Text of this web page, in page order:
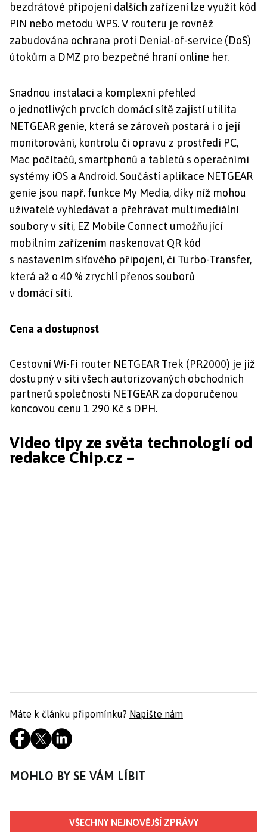
bezdrátové připojení dalších zařízení lze využít kód
PIN nebo metodu WPS. V routeru je rovněž
zabudována ochrana proti Denial-of-service (DoS)
útokům a DMZ pro bezpečné hraní online her.
Snadnou instalaci a komplexní přehled
o jednotlivých prvcích domácí sítě zajistí utilita
NETGEAR genie, která se zároveň postará i o její
monitorování, kontrolu či opravu z prostředí PC,
Mac počítačů, smartphonů a tabletů s operačními
systémy iOS a Android. Součástí aplikace NETGEAR
genie jsou např. funkce My Media, díky níž mohou
uživatelé vyhledávat a přehrávat multimediální
soubory v síti, EZ Mobile Connect umožňující
mobilním zařízením naskenovat QR kód
s nastavením síťového připojení, či Turbo-Transfer,
která až o 40 % zrychlí přenos souborů
v domácí síti.
Cena a dostupnost
Cestovní Wi-Fi router NETGEAR Trek (PR2000) je již
dostupný v síti všech autorizovaných obchodních
partnerů společnosti NETGEAR za doporučenou
koncovou cenu 1 290 Kč s DPH.
Video tipy ze světa technologií od
redakce Chip.cz –
Máte k článku připomínku? Napište nám
MOHLO BY SE VÁM LÍBIT
VŠECHNY NEJNOVĚJŠÍ ZPRÁVY